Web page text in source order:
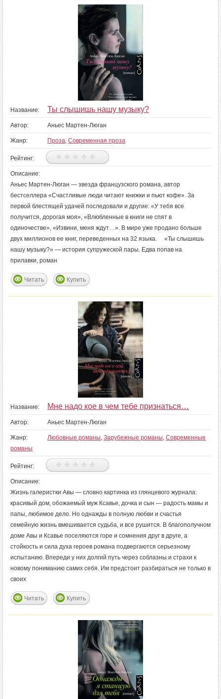
Название: Ты слышишь нашу музыку?
Автор: Аньес Мартен-Люган
Жанр: Проза, Современная проза
Рейтинг:
Описание:
Аньес Мартен-Люган — звезда французского романа, автор
бестселлера «Счастливые люди читают книжки и пьют кофе». За
первой блестящей удачей последовали и другие: «У тебя все
получится, дорогая моя», «Влюбленные в книги не спят в
одиночестве», «Извини, меня ждут…». В мире уже продано больше
двух миллионов ее книг, переведенных на 32 языка. «Ты слышишь
нашу музыку?» — история супружеской пары. Едва попав на
прилавки, роман
Читать Купить
Название: Мне надо кое в чем тебе признаться…
Автор: Аньес Мартен-Люган
Жанр: Любовные романы, Зарубежные романы, Современные
романы
Рейтинг:
Описание:
Жизнь галеристки Авы — словно картинка из глянцевого журнала:
красивый дом, обожаемый муж Ксавье, дочка и сын — радость мамы и
папы, любимое дело. Но однажды в полную любви и счастья
семейную жизнь вмешивается судьба, и все рушится. В благополучном
доме Авы и Ксавье поселяются горе и сомнения друг в друге, а
стойкость и сила духа героев романа подвергаются серьезному
испытанию. Впереди у них долгий путь через соблазны и страхи к
новому пониманию самих себя. Им предстоит разбираться не только в
своих
Читать Купить